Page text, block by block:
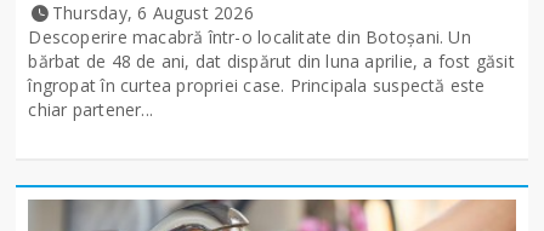
Thursday, 6 August 2026
Descoperire macabră într-o localitate din Botoșani. Un
bărbat de 48 de ani, dat dispărut din luna aprilie, a fost găsit
îngropat în curtea propriei case. Principala suspectă este
chiar partener...